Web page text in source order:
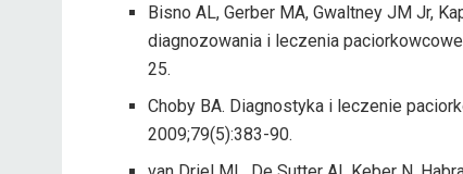
Bisno AL, Gerber MA, Gwaltney JM Jr,
diagnozowania i leczenia
25.
Choby BA. Diagnostyka i leczenie
2009;79(5):383-90.